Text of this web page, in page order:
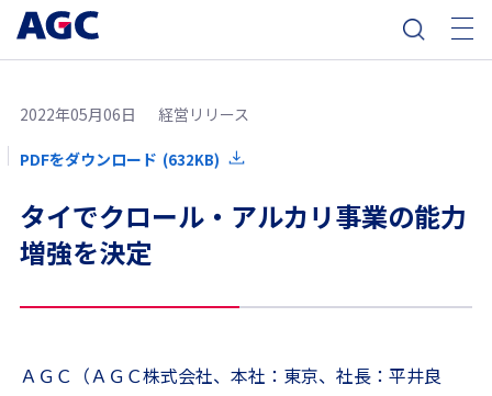
2022年05月06日 経営リリース
PDFをダウンロード (632KB)
タイでクロール・アルカリ事業の能力
増強を決定
ＡＧＣ（ＡＧＣ株式会社、本社：東京、社長：平井良